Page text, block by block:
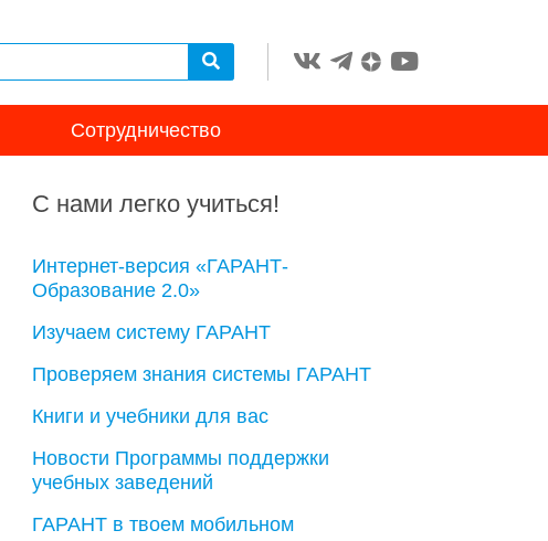
Сотрудничество
С нами легко учиться!
Интернет-версия «ГАРАНТ-
Образование 2.0»
Изучаем систему ГАРАНТ
Проверяем знания системы ГАРАНТ
Книги и учебники для вас
Новости Программы поддержки
учебных заведений
ГАРАНТ в твоем мобильном